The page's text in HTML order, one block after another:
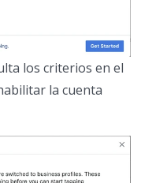
los criterios en el
la cuenta